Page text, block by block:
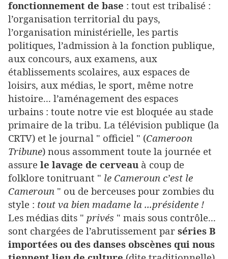
fonctionnement de base : tout est tribalisé :
l’organisation territorial du pays,
l’organisation ministérielle, les partis
politiques, l’admission à la fonction publique,
aux concours, aux examens, aux
établissements scolaires, aux espaces de
loisirs, aux médias, le sport, même notre
histoire... l’aménagement des espaces
urbains : toute notre vie est bloquée au stade
primaire de la tribu. La télévision publique (la
CRTV) et le journal " officiel " (Cameroon
Tribune) nous assomment toute la journée et
assure le lavage de cerveau à coup de
folklore tonitruant " le Cameroun c’est le
Cameroun " ou de berceuses pour zombies du
style : tout va bien madame la ...présidente !
Les médias dits " privés " mais sous contrôle...
sont chargées de l’abrutissement par séries B
importées ou des danses obscènes qui nous